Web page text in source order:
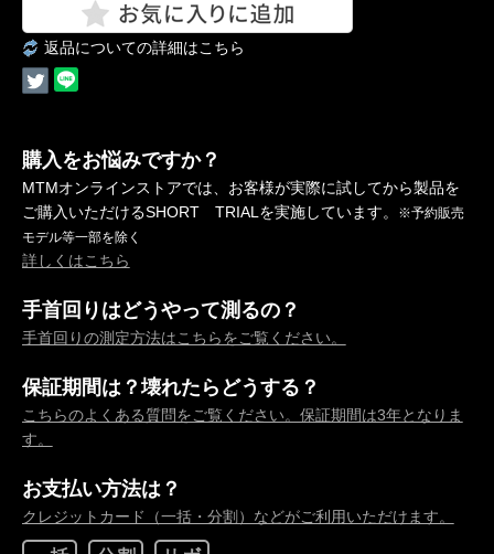
返品についての詳細はこちら
購入をお悩みですか？
MTMオンラインストアでは、お客様が実際に試してから製品を
ご購入いただけるSHORT TRIALを実施しています。
※予約販売
モデル等一部を除く
詳しくはこちら
手首回りはどうやって測るの？
手首回りの測定方法はこちらをご覧ください。
保証期間は？壊れたらどうする？
こちらのよくある質問をご覧ください。保証期間は3年となりま
す。
お支払い方法は？
クレジットカード（一括・分割）などがご利用いただけます。